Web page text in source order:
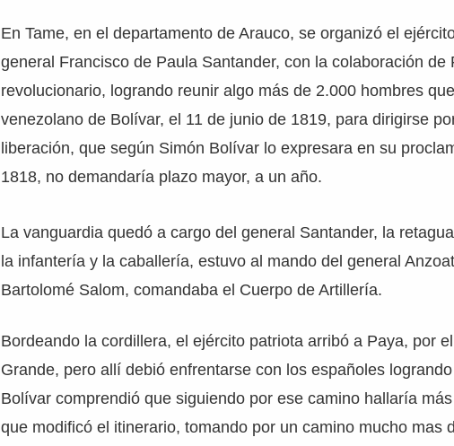
En Tame, en el departamento de Arauco, se organizó el
general Francisco de Paula Santander, con la colaboración de
revolucionario, logrando reunir algo más de 2.000 hombres
venezolano de Bolívar, el 11 de junio de 1819, para dirigirse
liberación, que según Simón Bolívar lo expresara en su
1818, no demandaría plazo mayor, a un año.
La vanguardia quedó a cargo del general Santander, la
la infantería y la caballería, estuvo al mando del general
Bartolomé Salom, comandaba el Cuerpo de Artillería.
Bordeando la cordillera, el ejército patriota arribó a Paya, por
Grande, pero allí debió enfrentarse con los españoles
Bolívar comprendió que siguiendo por ese camino hallaría
que modificó el itinerario, tomando por un camino mucho mas